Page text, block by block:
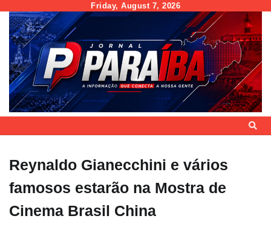
content
Friday, August 7, 2026
Reynaldo Gianecchini e vários
famosos estarão na Mostra de
Cinema Brasil China